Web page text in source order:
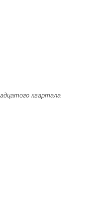
квартала